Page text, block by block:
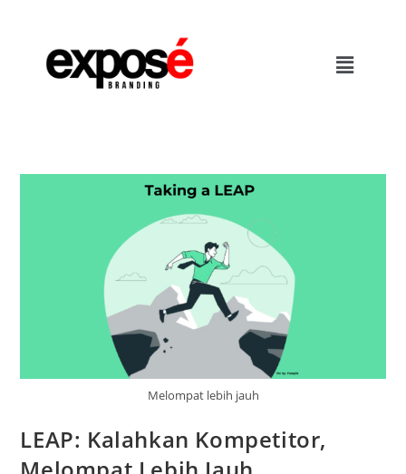
Melompat lebih jauh
LEAP: Kalahkan Kompetitor,